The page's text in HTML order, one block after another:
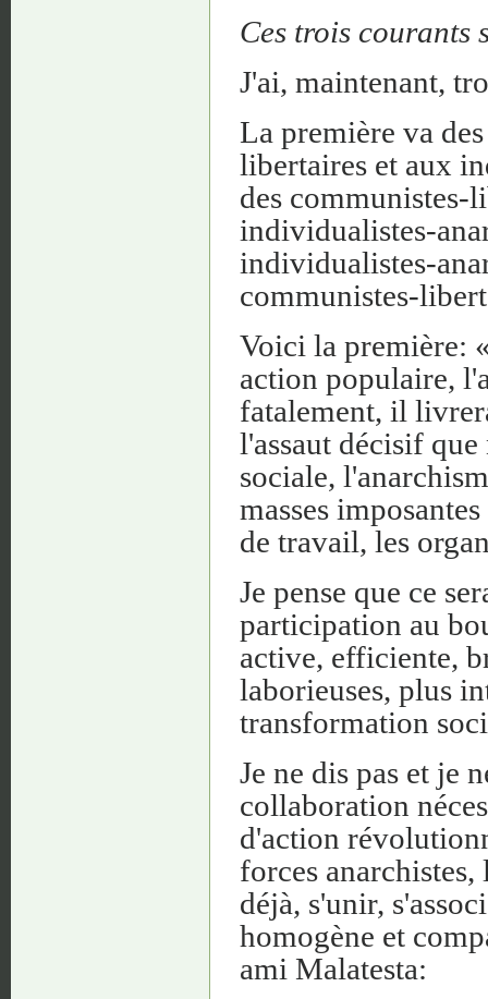
Ces trois courants
J'ai, maintenant,
La première va
libertaires et aux
des communistes-
individualistes-
individualistes-
communistes-
Voici la première:
action populaire,
fatalement, il
l'assaut décisif
sociale,
masses
de travail, les
Je pense que ce
participation au
active, efficiente,
laborieuses, plus
transformation
Je ne dis pas et je
collaboration
d'action
forces anarchistes,
déjà, s'unir,
homogène et
ami Malatesta: